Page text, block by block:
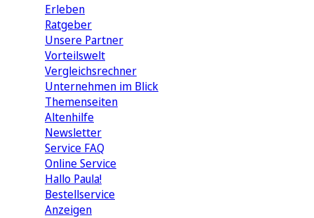
Erleben
Ratgeber
Unsere Partner
Vorteilswelt
Vergleichsrechner
Unternehmen im Blick
Themenseiten
Altenhilfe
Newsletter
Service FAQ
Online Service
Hallo Paula!
Bestellservice
Anzeigen